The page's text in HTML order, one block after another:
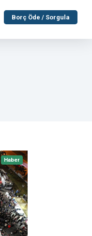
Borç Öde / Sorgula
Haber